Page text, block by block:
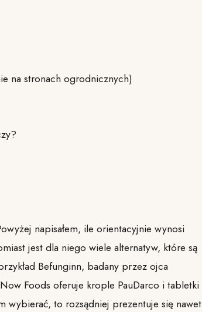
na stronach ogrodnicznych)
napisałem, ile orientacyjnie wynosi
jest dla niego wiele alternatyw, które są
Befunginn, badany przez ojca
Foods oferuje krople PauDarco i tabletki
wybierać, to rozsądniej prezentuje się nawet